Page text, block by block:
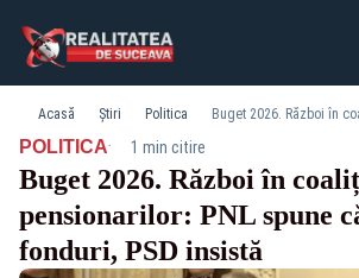
Acasă Știri Politica
POLITICA· 1 min citire
Buget 2026. Război în
pensionarilor: PNL spune
fonduri, PSD insistă